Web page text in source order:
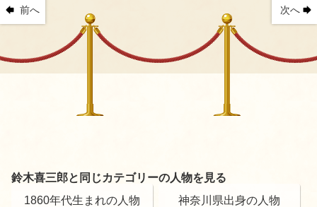
前へ 次へ
鈴木喜三郎と同じカテゴリーの人物を見る
1860年代生まれの人物
神奈川県出身の人物